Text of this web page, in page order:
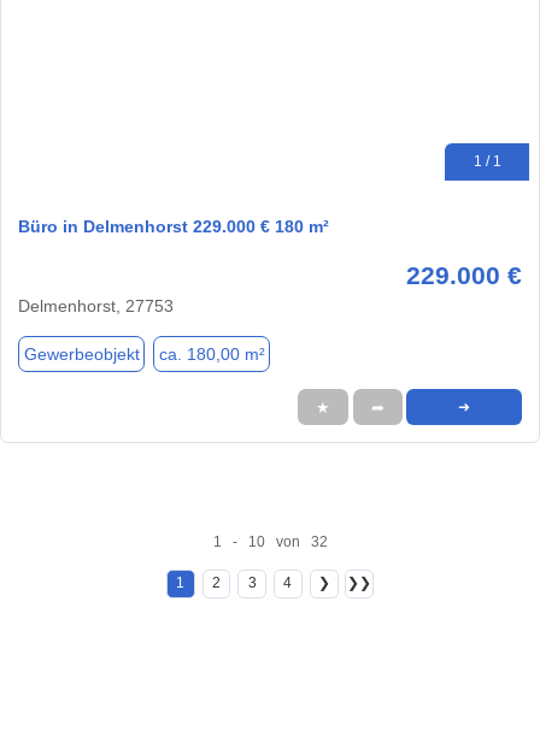
1 / 1
Büro in Delmenhorst 229.000 € 180 m²
229.000 €
Delmenhorst, 27753
Gewerbeobjekt ca. 180,00 m²
★ ➦ ➜
1 - 10 von 32
1 2 3 4 ❯ ❯❯